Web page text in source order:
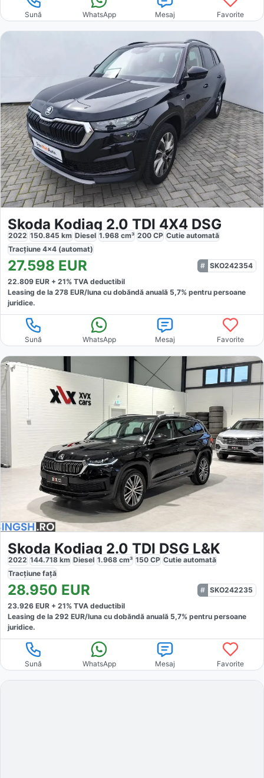
Sună WhatsApp Mesaj Favorite
Skoda Kodiaq 2.0 TDI 4X4 DSG
2022 150.845 km Diesel 1.968 cm³ 200 CP Cutie automată
Tracțiune 4x4 (automat)
27.598 EUR
SKO242354
22.809 EUR + 21% TVA deductibil
Leasing de la 278 EUR/luna cu dobăndă anuală 5,7% pentru persoane
juridice.
Sună WhatsApp Mesaj Favorite
Skoda Kodiaq 2.0 TDI DSG L&K
2022 144.718 km Diesel 1.968 cm³ 150 CP Cutie automată
Tracțiune față
28.950 EUR
SKO242235
23.926 EUR + 21% TVA deductibil
Leasing de la 292 EUR/luna cu dobăndă anuală 5,7% pentru persoane
juridice.
Sună WhatsApp Mesaj Favorite